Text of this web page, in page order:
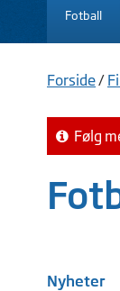
Fotball
Forside/
Følg
Nyheter